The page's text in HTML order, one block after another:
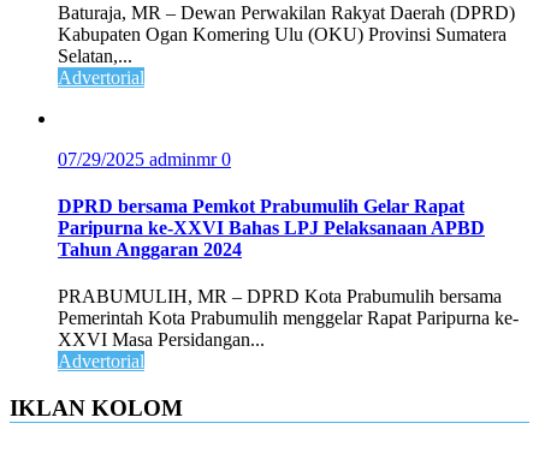
Baturaja, MR – Dewan Perwakilan Rakyat Daerah (DPRD)
Kabupaten Ogan Komering Ulu (OKU) Provinsi Sumatera
Selatan,...
Advertorial
07/29/2025 adminmr0
DPRD bersama Pemkot Prabumulih Gelar Rapat
Paripurna ke-XXVI Bahas LPJ Pelaksanaan APBD
Tahun Anggaran 2024
PRABUMULIH, MR – DPRD Kota Prabumulih bersama
Pemerintah Kota Prabumulih menggelar Rapat Paripurna ke-
XXVI Masa Persidangan...
Advertorial
IKLAN KOLOM